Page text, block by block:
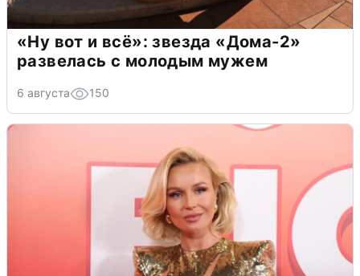
«Ну вот и всё»: звезда «Дома-2»
развелась с молодым мужем
6 августа 150